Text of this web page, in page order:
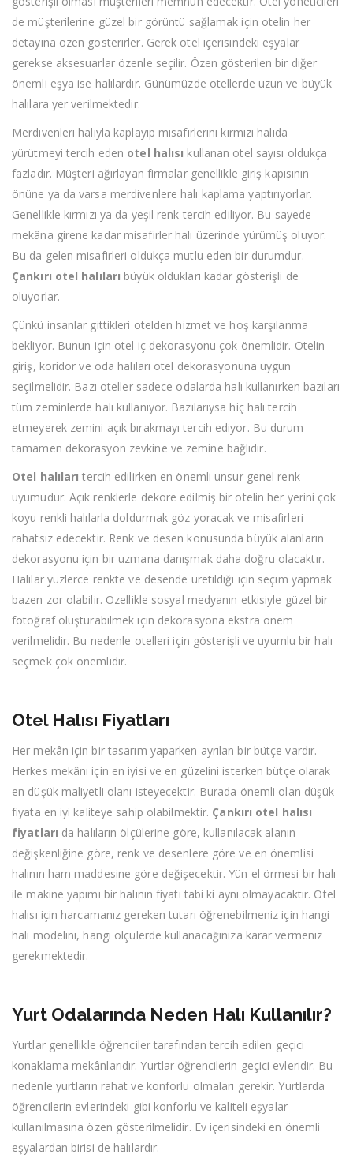
de müşterilerine güzel bir görüntü sağlamak için otelin her
detayına özen gösterirler. Gerek otel içerisindeki eşyalar
gerekse aksesuarlar özenle seçilir. Özen gösterilen bir diğer
önemli eşya ise halılardır. Günümüzde otellerde uzun ve büyük
halılara yer verilmektedir.
Merdivenleri halıyla kaplayıp misafirlerini kırmızı halıda
yürütmeyi tercih eden otel halısı kullanan otel sayısı oldukça
fazladır. Müşteri ağırlayan firmalar genellikle giriş kapısının
önüne ya da varsa merdivenlere halı kaplama yaptırıyorlar.
Genellikle kırmızı ya da yeşil renk tercih ediliyor. Bu sayede
mekâna girene kadar misafirler halı üzerinde yürümüş oluyor.
Bu da gelen misafirleri oldukça mutlu eden bir durumdur.
Çankırı otel halıları büyük oldukları kadar gösterişli de
oluyorlar.
Çünkü insanlar gittikleri otelden hizmet ve hoş karşılanma
bekliyor. Bunun için otel iç dekorasyonu çok önemlidir. Otelin
giriş, koridor ve oda halıları otel dekorasyonuna uygun
seçilmelidir. Bazı oteller sadece odalarda halı kullanırken bazıları
tüm zeminlerde halı kullanıyor. Bazılarıysa hiç halı tercih
etmeyerek zemini açık bırakmayı tercih ediyor. Bu durum
tamamen dekorasyon zevkine ve zemine bağlıdır.
Otel halılarıtercih edilirken en önemli unsur genel renk
uyumudur. Açık renklerle dekore edilmiş bir otelin her yerini çok
koyu renkli halılarla doldurmak göz yoracak ve misafirleri
rahatsız edecektir. Renk ve desen konusunda büyük alanların
dekorasyonu için bir uzmana danışmak daha doğru olacaktır.
Halılar yüzlerce renkte ve desende üretildiği için seçim yapmak
bazen zor olabilir. Özellikle sosyal medyanın etkisiyle güzel bir
fotoğraf oluşturabilmek için dekorasyona ekstra önem
verilmelidir. Bu nedenle otelleri için gösterişli ve uyumlu bir halı
seçmek çok önemlidir.
Otel Halısı Fiyatları
Her mekân için bir tasarım yaparken ayrılan bir bütçe vardır.
Herkes mekânı için en iyisi ve en güzelini isterken bütçe olarak
en düşük maliyetli olanı isteyecektir. Burada önemli olan düşük
fiyata en iyi kaliteye sahip olabilmektir. Çankırı otel halısı
fiyatları da halıların ölçülerine göre, kullanılacak alanın
değişkenliğine göre, renk ve desenlere göre ve en önemlisi
halının ham maddesine göre değişecektir. Yün el örmesi bir halı
ile makine yapımı bir halının fiyatı tabi ki aynı olmayacaktır. Otel
halısı için harcamanız gereken tutarı öğrenebilmeniz için hangi
halı modelini, hangi ölçülerde kullanacağınıza karar vermeniz
gerekmektedir.
Yurt Odalarında Neden Halı Kullanılır?
Yurtlar genellikle öğrenciler tarafından tercih edilen geçici
konaklama mekânlarıdır. Yurtlar öğrencilerin geçici evleridir. Bu
nedenle yurtların rahat ve konforlu olmaları gerekir. Yurtlarda
öğrencilerin evlerindeki gibi konforlu ve kaliteli eşyalar
kullanılmasına özen gösterilmelidir. Ev içerisindeki en önemli
eşyalardan birisi de halılardır.